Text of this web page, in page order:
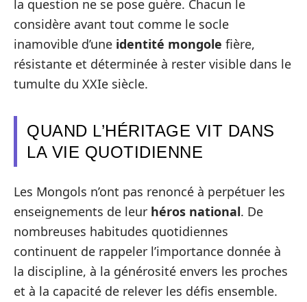
la question ne se pose guère. Chacun le
considère avant tout comme le socle
inamovible d’une identité mongole fière,
résistante et déterminée à rester visible dans le
tumulte du XXIe siècle.
QUAND L’HÉRITAGE VIT DANS
LA VIE QUOTIDIENNE
Les Mongols n’ont pas renoncé à perpétuer les
enseignements de leur héros national. De
nombreuses habitudes quotidiennes
continuent de rappeler l’importance donnée à
la discipline, à la générosité envers les proches
et à la capacité de relever les défis ensemble.